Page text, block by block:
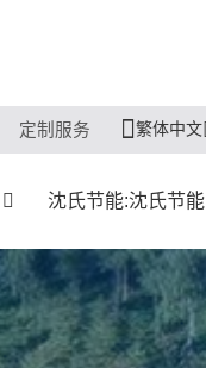
定制服务 繁体中文
沈氏节能:沈氏节能